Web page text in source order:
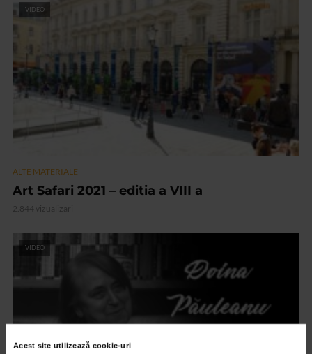
Acest site utilizează cookie-uri
VIDEO
ALTE MATERIALE
Art Safari 2021 – editia a VIII a
2.844 vizualizari
VIDEO